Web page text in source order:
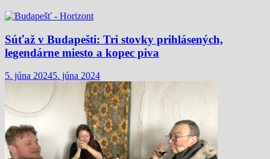
Súťaž v Budapešti: Tri stovky prihlásených,
legendárne miesto a kopec piva
5. júna 20245. júna 2024